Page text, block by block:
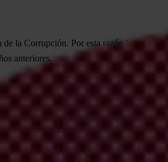
la Corrupción. Por esta razón los
anteriores.
.